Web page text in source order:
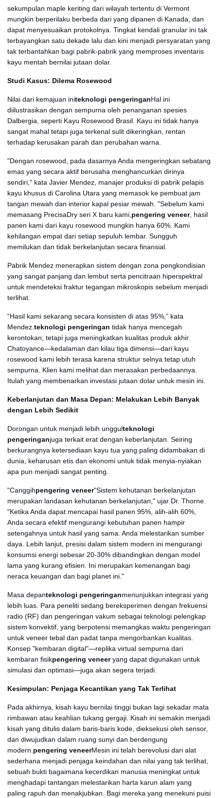
sekumpulan maple keriting dari wilayah tertentu di Vermont
mungkin berperilaku berbeda dari yang dipanen di Kanada, dan
dapat menyesuaikan protokolnya. Tingkat kendali granular ini tak
terbayangkan satu dekade lalu dan kini menjadi persyaratan yang
tak terbantahkan bagi pabrik-pabrik yang memproses inventaris
kayu mentah bernilai jutaan dolar.
Studi Kasus: Dilema Rosewood
Nilai dari kemajuan initeknologi pengeringanHal ini
diilustrasikan dengan sempurna oleh penanganan spesies
Dalbergia, seperti Kayu Rosewood Brasil. Kayu ini tidak hanya
sangat mahal tetapi juga terkenal sulit dikeringkan, rentan
terhadap kerusakan parah dan perubahan warna.
"Dengan rosewood, pada dasarnya Anda mengeringkan sebatang
emas yang secara aktif berusaha menghancurkan dirinya
sendiri," kata Javier Mendez, manajer produksi di pabrik pelapis
kayu khusus di Carolina Utara yang memasok ke pembuat jam
tangan mewah dan interior kapal pesiar mewah. "Sebelum kami
memasang PrecisaDry seri X baru kami,pengering veneer, hasil
panen kami dari kayu rosewood mungkin hanya 60%. Kami
kehilangan empat dari setiap sepuluh lembar. Sungguh
memilukan dan tidak berkelanjutan secara finansial.
Pabrik Mendez menerapkan sistem dengan zona pengkondisian
yang sangat panjang dan lembut serta pencitraan hiperspektral
untuk mendeteksi fraktur tegangan mikroskopis sebelum menjadi
terlihat.
“Hasil kami sekarang secara konsisten di atas 95%,” kata
Mendez.teknologi pengeringan tidak hanya mencegah
kerontokan; tetapi juga meningkatkan kualitas produk akhir.
Chatoyance—kedalaman dan kilau tiga dimensi—dari kayu
rosewood kami lebih terasa karena struktur selnya tetap utuh
sempurna. Klien kami melihat dan merasakan perbedaannya.
Itulah yang membenarkan investasi jutaan dolar untuk mesin ini.
Keberlanjutan dan Masa Depan: Melakukan Lebih Banyak
dengan Lebih Sedikit
Dorongan untuk menjadi lebih unggulteknologi
pengeringanjuga terkait erat dengan keberlanjutan. Seiring
berkurangnya ketersediaan kayu tua yang paling didambakan di
dunia, keharusan etis dan ekonomi untuk tidak menyia-nyiakan
apa pun menjadi sangat penting.
"Canggihpengering veneer"Sistem kehutanan berkelanjutan
merupakan landasan kehutanan berkelanjutan," ujar Dr. Thorne.
"Ketika Anda dapat mencapai hasil panen 95%, alih-alih 60%,
Anda secara efektif mengurangi kebutuhan panen hampir
setengahnya untuk hasil yang sama. Anda melestarikan sumber
daya. Lebih lanjut, presisi dalam sistem modern ini mengurangi
konsumsi energi sebesar 20-30% dibandingkan dengan model
lama yang kurang efisien. Ini merupakan kemenangan bagi
neraca keuangan dan bagi planet ini."
Masa depanteknologi pengeringanmenunjukkan integrasi yang
lebih luas. Para peneliti sedang bereksperimen dengan frekuensi
radio (RF) dan pengeringan vakum sebagai teknologi pelengkap
sistem konvektif, yang berpotensi memangkas waktu pengeringan
untuk veneer tebal dan padat tanpa mengorbankan kualitas.
Konsep "kembaran digital"—replika virtual sempurna dari
kembaran fisikpengering veneeryang dapat digunakan untuk
simulasi dan optimasi—juga akan segera terjadi.
Kesimpulan: Penjaga Kecantikan yang Tak Terlihat
Pada akhirnya, kisah kayu bernilai tinggi bukan lagi sekadar mata
rimbawan atau keahlian tukang gergaji. Kisah ini semakin menjadi
kisah yang ditulis dalam baris-baris kode, dieksekusi oleh sensor,
dan diwujudkan dalam ruang sunyi dan berdengung
modern.pengering veneerMesin ini telah berevolusi dari alat
sederhana menjadi penjaga keindahan dan nilai yang tak terlihat,
sebuah bukti bagaimana kecerdikan manusia meningkat untuk
menghadapi tantangan melestarikan harta karun alam yang
paling rapuh dan menakjubkan. Bagi mereka yang menekuni puisi